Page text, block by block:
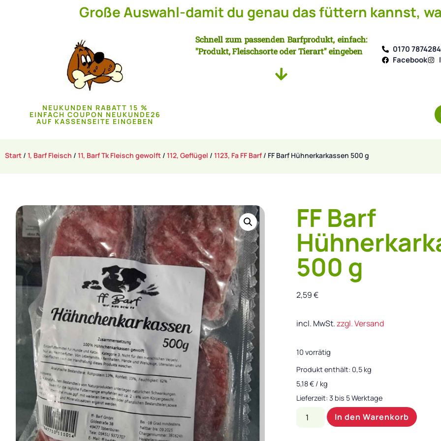
Große Auswahl-damit du genau das füttern kannst,
NEUKUNDEN RABATT 15 %
EINFACH COUPON NEUKUNDE26
AUF KASSENSEITE EINGEBEN
Schnell zum passenden Barfprodukt, einfach:
"Produkt, Fleischsorte oder Tierart" eingeben
0170 7874284
Facebook
Start / 1, Barf Fleisch / 11, Barf Tk Fleisch gewolft / 112, Geflügel / 1123, Fa FF Barf / FF Barf Hühnerkarkassen 500 g
FF Barf
500 g
2,59€
incl. MwSt.zzgl. Versand
10 vorrätig
Produkt enthält: 0,5 kg
5,18€ / kg
Lieferzeit: 3 bis 5 Werktage
In den Warenkorb